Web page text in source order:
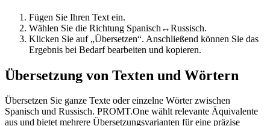
Fügen Sie Ihren Text ein.
Wählen Sie die Richtung Spanisch↔Russisch.
Klicken Sie auf „Übersetzen“. Anschließend können Sie das
Ergebnis bei Bedarf bearbeiten und kopieren.
Übersetzung von Texten und Wörtern
Übersetzen Sie ganze Texte oder einzelne Wörter zwischen
Spanisch und Russisch. PROMT.One wählt relevante Äquivalente
aus und bietet mehrere Übersetzungsvarianten für eine präzise